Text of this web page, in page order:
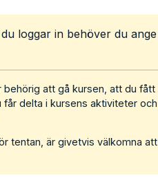
loggar in behöver du ange
att gå kursen, att du
delta i kursens aktiviteter och
tentan, är givetvis välkomna att